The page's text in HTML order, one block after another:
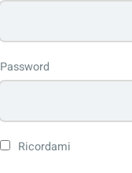
Password
Ricordami